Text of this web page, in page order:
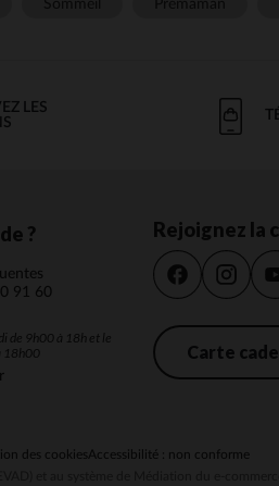
LES
?
91 60
de 9h00 à 18h et le
18h00
Rejoignez la
Carte
des cookiesAccessibilité : non conforme